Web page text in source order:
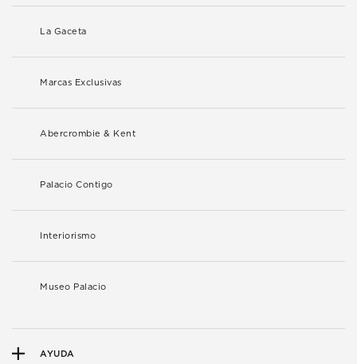
La Gaceta
Marcas Exclusivas
Abercrombie & Kent
Palacio Contigo
Interiorismo
Museo Palacio
AYUDA